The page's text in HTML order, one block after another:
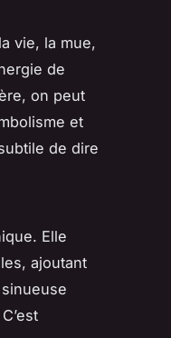
vie, la mue,
de
on peut
et
de dire
Elle
ajoutant